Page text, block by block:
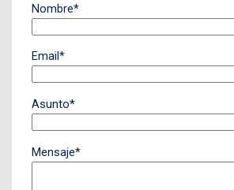
Nombre*
Email*
Asunto*
Mensaje*